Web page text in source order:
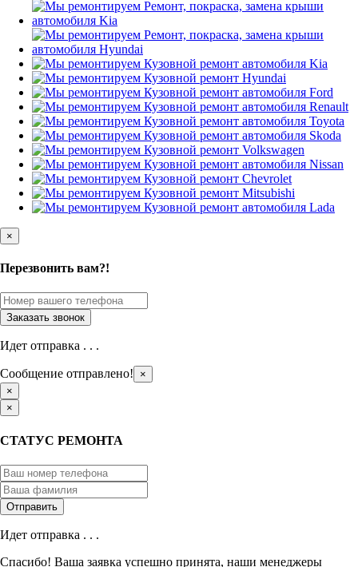
×
Перезвонить вам?!
Идет отправка . . .
Сообщение отправлено!
×
×
×
СТАТУС РЕМОНТА
Идет отправка . . .
Спасибо! Ваша заявка успешно принята, наши менеджеры